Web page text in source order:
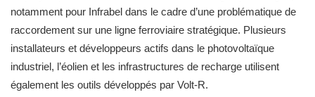
notamment pour Infrabel dans le cadre d’une problématique de
raccordement sur une ligne ferroviaire stratégique. Plusieurs
installateurs et développeurs actifs dans le photovoltaïque
industriel, l’éolien et les infrastructures de recharge utilisent
également les outils développés par Volt-R.